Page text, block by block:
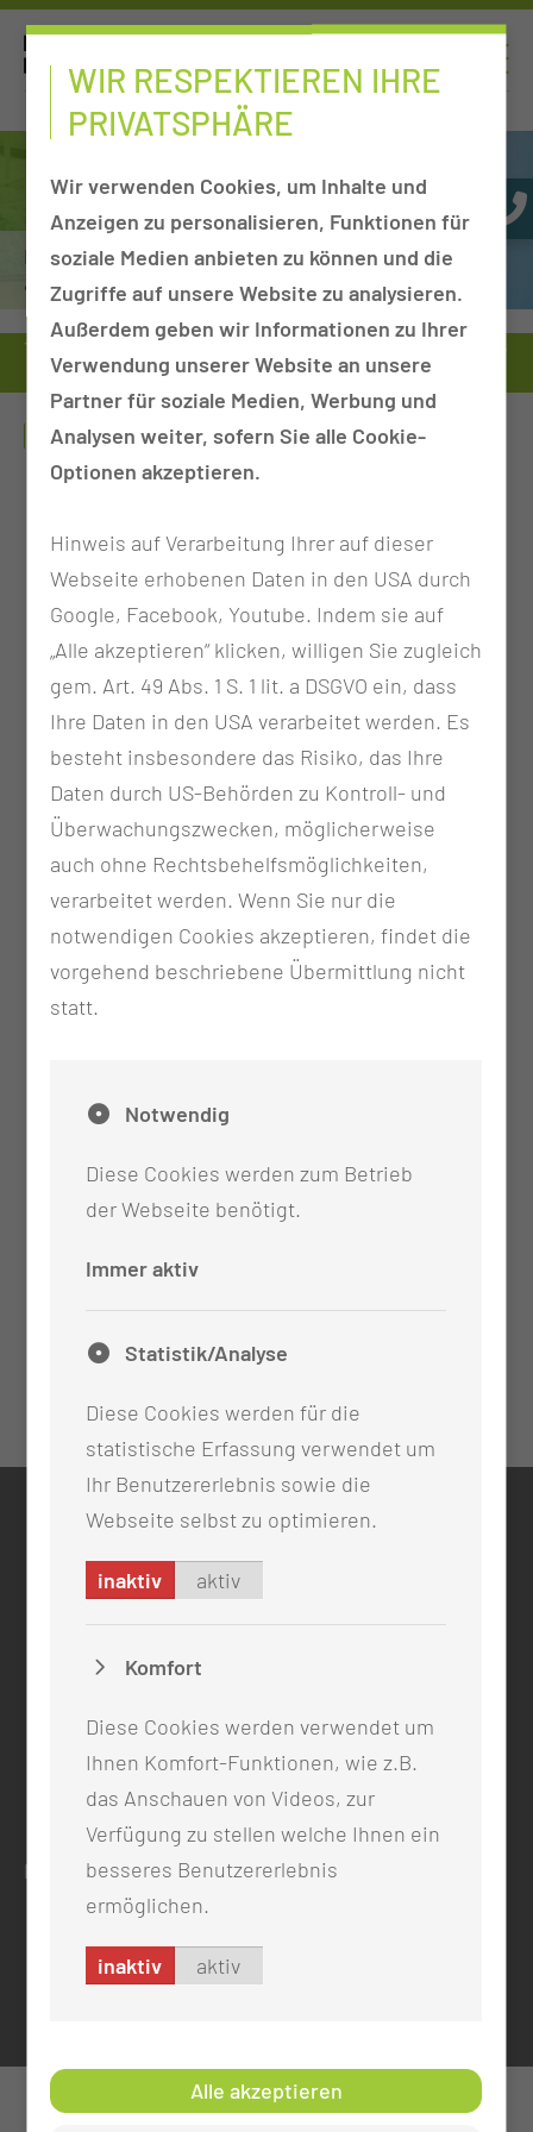
Physiotherapie, funktionelle Ergotherapie
& Logopädie
Therapeutische Leistung
Therapieangebot der Physiotherapie
Elektrotherapie
ELEKTROTHERAPIE
Galvanisation
Galvanische Bäder (Zellen- und Stangerbad)
Iontophorese
Kurzwelle
Mittelfrequenz-, Interferenzströme
Schwellstrom
TENS
KONTAKT
0355 46 -0
info@mul-ct.de
Medizinische Universität Lausitz - Carl Thiem
Thiemstr. 111
03048 Cottbus
RECHTLICHES
Impressum
Datenschutz
Cookie-Einstellungen
WIR RESPEKTIEREN IHRE
PRIVATSPHÄRE
Wir verwenden Cookies, um Inhalte und
Anzeigen zu personalisieren, Funktionen für
soziale Medien anbieten zu können und die
Zugriffe auf unsere Website zu analysieren.
Außerdem geben wir Informationen zu Ihrer
Verwendung unserer Website an unsere
Partner für soziale Medien, Werbung und
Analysen weiter, sofern Sie alle Cookie-
Optionen akzeptieren.
Hinweis auf Verarbeitung Ihrer auf dieser
Webseite erhobenen Daten in den USA durch
Google, Facebook, Youtube. Indem sie auf
„Alle akzeptieren“ klicken, willigen Sie zugleich
gem. Art. 49 Abs. 1 S. 1 lit. a DSGVO ein, dass
Ihre Daten in den USA verarbeitet werden. Es
besteht insbesondere das Risiko, das Ihre
Daten durch US-Behörden zu Kontroll- und
Überwachungszwecken, möglicherweise
auch ohne Rechtsbehelfsmöglichkeiten,
verarbeitet werden. Wenn Sie nur die
notwendigen Cookies akzeptieren, findet die
vorgehend beschriebene Übermittlung nicht
statt.
Notwendig
Diese Cookies werden zum Betrieb
der Webseite benötigt.
Immer aktiv
Statistik/Analyse
Diese Cookies werden für die
statistische Erfassung verwendet um
Ihr Benutzererlebnis sowie die
Webseite selbst zu optimieren.
inaktiv aktiv
Komfort
Diese Cookies werden verwendet um
Ihnen Komfort-Funktionen, wie z.B.
das Anschauen von Videos, zur
Verfügung zu stellen welche Ihnen ein
besseres Benutzererlebnis
ermöglichen.
inaktiv aktiv
Alle akzeptieren